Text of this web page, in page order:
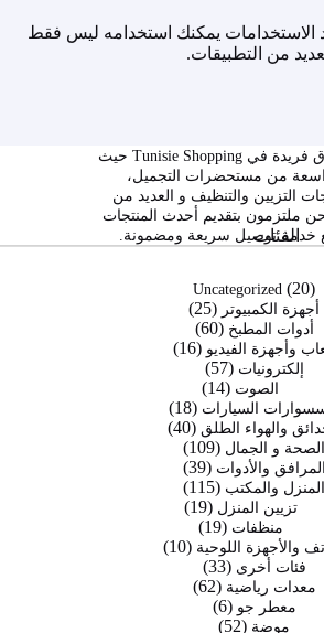
يمكنك استخدامه ليس فقط
من التطبيقات.
استمتعوا بتجربة تسوق فريدة في Tunisie Shopping حيث
من مستحضرات التجميل،
التزيين والتنظيف و العديد من
ملتزمون بتقديم أحدث المنتجات
خدمة توصيل سريعة ومضمونة.
الفئات
Uncategorized 20
20
منتج
أجهزة الكمبيوتر 25
25
منتج
أدوات المطبخ 60
60
منتج وأجهزة الفيديو 16
16
إلكترونيات 57
57
منتج
الصوت 14
14
منتجالسيارات 18
18
منتج
والهواء الطلق 40
40
الصحة و الجمال 109
109
منتجات
المرافق والأدوات 39
39
منتج
المنزل والمكتب 115
115
منتج
تزيين المنزل 19
19
منظفات 19
19
منتجوالأجهزة اللوحية 10
10
فئات أخرى 33
33
منتج
معدات رياضية 62
62
معطر جو 6
6
منتجات
موضة 52
52